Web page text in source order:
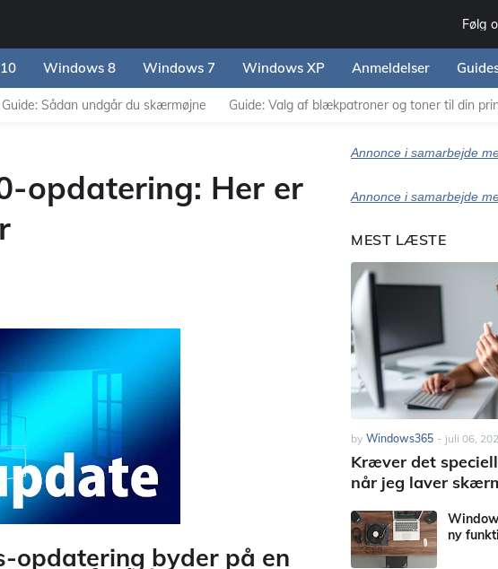
Følg
Windows 8 Windows 7 Windows XP Anmeldelser
Guide: Sådan undgår du skærmøjne Guide: Valg af blækpatroner og toner til din
opdatering: Her er
opdatering byder på en
Annonce i samarbejde
Annonce i samarbejde
MEST LÆSTE
by Windows365 - juli 06,
Kræver det
når jeg laver
ny